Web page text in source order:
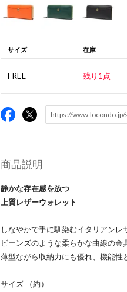
サイズ 在庫
FREE 残り1点
商品説明
静かな存在感を放つ
上質レザーウォレット
しなやかで手に馴染むイタリアンレ
ビーンズのような柔らかな曲線の金
薄型ながら収納力にも優れ、機能性
サイズ （約）